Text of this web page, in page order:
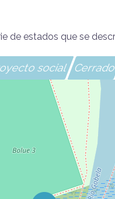
de estados que se
social